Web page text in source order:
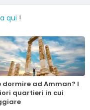
qui !
dormire ad Amman? I
quartieri in cui